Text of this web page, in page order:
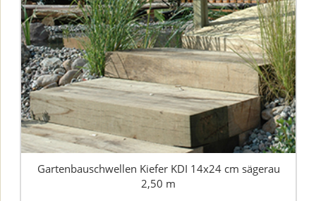
Gartenbauschwellen Kiefer KDI 14x24 cm sägerau
2,50 m